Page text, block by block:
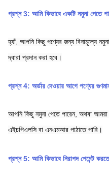
প্রশ্ন 3: আমি কিভাবে একটি নমুনা পেতে
হ্যাঁ, আপনি কিছু পণ্যের জন্য বিনামূল্যে
দ্বারা প্রদান করা হবে।
প্রশ্ন 4: অর্ডার দেওয়ার আগে পণ্যের
আপনি কিছু নমুনা পেতে পারেন, অথবা আমরা
এইচপিএলসি বা এনএমআর পাঠাতে পারি।
প্রশ্ন 5: আমি কিভাবে নিরাপদ পেমেন্ট